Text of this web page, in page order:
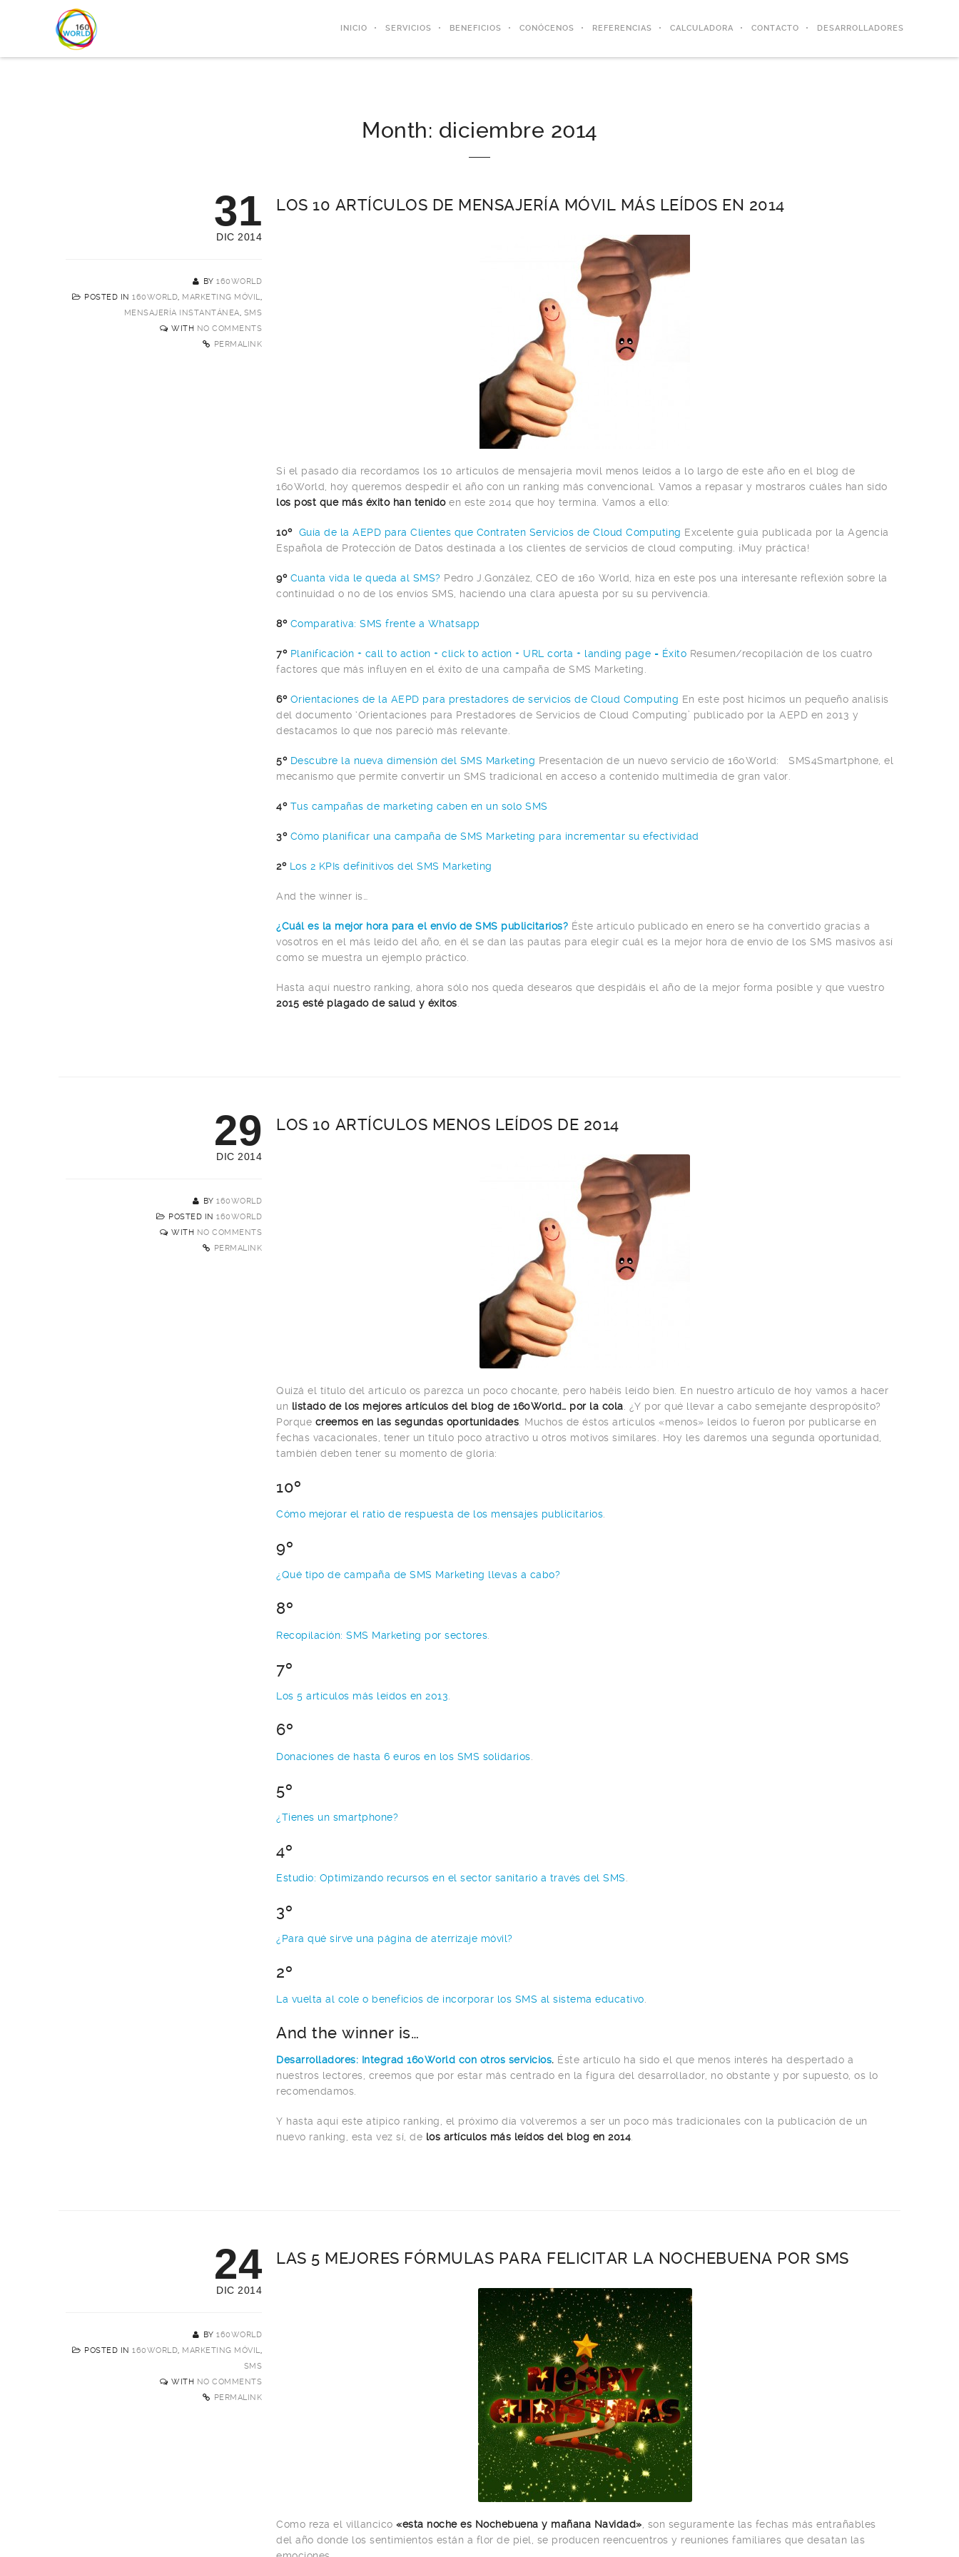
INICIO SERVICIOS BENEFICIOS CONÓCENOS REFERENCIAS CALCULADORA CONTACTO DESARROLLADORES
Month: diciembre 2014
31
DIC 2014
BY 160WORLD
POSTED IN 160WORLD, MARKETING MÓVIL,
MENSAJERÍA INSTANTÁNEA, SMS
WITH NO COMMENTS
PERMALINK
LOS 10 ARTÍCULOS DE MENSAJERÍA MÓVIL MÁS LEÍDOS EN 2014
Si el pasado día recordamos los 10 artículos de mensajeria movil menos leídos a lo largo de este año en el blog de
160World, hoy queremos despedir el año con un ranking más convencional. Vamos a repasar y mostraros cuáles han sido
los post que más éxito han tenidoen este 2014 que hoy termina. Vamos a ello:
10º Guía de la AEPD para Clientes que Contraten Servicios de Cloud Computing Excelente guía publicada por la Agencia
Española de Protección de Datos destinada a los clientes de servicios de cloud computing. ¡Muy práctica!
9º Cuanta vida le queda al SMS? Pedro J.González, CEO de 160 World, hiza en este pos una interesante reflexión sobre la
continuidad o no de los envíos SMS, haciendo una clara apuesta por su su pervivencia.
8º Comparativa: SMS frente a Whatsapp
7º Planificación + call to action + click to action + URL corta + landing page = Éxito Resumen/recopilación de los cuatro
factores que más influyen en el éxito de una campaña de SMS Marketing.
6º Orientaciones de la AEPD para prestadores de servicios de Cloud Computing En este post hicimos un pequeño analisis
del documento ‘Orientaciones para Prestadores de Servicios de Cloud Computing’ publicado por la AEPD en 2013 y
destacamos lo que nos pareció más relevante.
5º Descubre la nueva dimensión del SMS Marketing Presentación de un nuevo servicio de 160World: SMS4Smartphone, el
mecanismo que permite convertir un SMS tradicional en acceso a contenido multimedia de gran valor.
4º Tus campañas de marketing caben en un solo SMS
3º Cómo planificar una campaña de SMS Marketing para incrementar su efectividad
2º Los 2 KPIs definitivos del SMS Marketing
And the winner is…
¿Cuál es la mejor hora para el envío de SMS publicitarios? Éste artículo publicado en enero se ha convertido gracias a
vosotros en el más leído del año, en él se dan las pautas para elegir cuál es la mejor hora de envío de los SMS masivos así
como se muestra un ejemplo práctico.
Hasta aquí nuestro ranking, ahora sólo nos queda desearos que despidáis el año de la mejor forma posible y que vuestro
2015 esté plagado de salud y éxitos
29
DIC 2014
BY 160WORLD
POSTED IN 160WORLD
WITH NO COMMENTS
PERMALINK
LOS 10 ARTÍCULOS MENOS LEÍDOS DE 2014
Quizá el título del artículo os parezca un poco chocante, pero habéis leído bien. En nuestro artículo de hoy vamos a hacer
un listado de los mejores artículos del blog de 160World… por la cola . ¿Y por qué llevar a cabo semejante despropósito?
Porque creemos en las segundas oportunidades . Muchos de éstos artículos «menos» leídos lo fueron por publicarse en
fechas vacacionales, tener un título poco atractivo u otros motivos similares. Hoy les daremos una segunda oportunidad,
también deben tener su momento de gloria:
10º
Cómo mejorar el ratio de respuesta de los mensajes publicitarios
9º
¿Qué tipo de campaña de SMS Marketing llevas a cabo?
8º
Recopilación: SMS Marketing por sectores
7º
Los 5 artículos más leídos en 2013
6º
Donaciones de hasta 6 euros en los SMS solidarios
5º
¿Tienes un smartphone?
4º
Estudio: Optimizando recursos en el sector sanitario a través del SMS
3º
¿Para qué sirve una página de aterrizaje móvil?
2º
La vuelta al cole o beneficios de incorporar los SMS al sistema educativo
And the winner is…
Desarrolladores: Integrad 160World con otros servicios. Éste artículo ha sido el que menos interés ha despertado a
nuestros lectores, creemos que por estar más centrado en la figura del desarrollador, no obstante y por supuesto, os lo
recomendamos.
Y hasta aquí este atípico ranking, el próximo día volveremos a ser un poco más tradicionales con la publicación de un
nuevo ranking, esta vez sí, de los artículos más leídos del blog en 2014
24
DIC 2014
BY 160WORLD
POSTED IN 160WORLD, MARKETING MÓVIL,
SMS
WITH NO COMMENTS
PERMALINK
LAS 5 MEJORES FÓRMULAS PARA FELICITAR LA NOCHEBUENA POR SMS
Como reza el villancico «esta noche es Nochebuena y mañana Navidad» , son seguramente las fechas más entrañables
del año donde los sentimientos están a flor de piel, se producen reencuentros y reuniones familiares que desatan las